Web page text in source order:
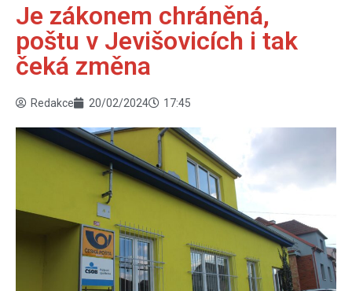
Je zákonem chráněná,
poštu v Jevišovicích i tak
čeká změna
Redakce 20/02/2024 17:45